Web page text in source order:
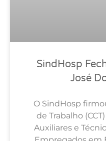
SindHosp
José
O SindHosp
de Trabalho
Auxiliares e